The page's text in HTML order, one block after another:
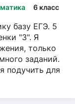
6 класс
базу ЕГЭ. 5
"3". Я
только
заданий.
подучить для